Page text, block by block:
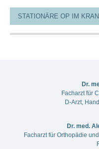
STATIONÄRE OP IM
Dr.
Facharzt für
D-Arzt,
Dr. med.
Facharzt für Orthopädie